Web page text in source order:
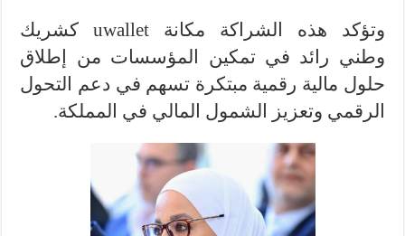
وتؤكد هذه الشراكة مكانة uwallet كشريك
وطني رائد في تمكين المؤسسات من إطلاق
حلول مالية رقمية مبتكرة تسهم في دعم التحول
الرقمي وتعزيز الشمول المالي في المملكة.